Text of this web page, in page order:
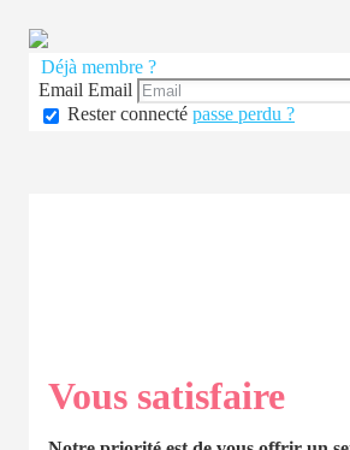
Déjà membre ?
Email Email
Rester connecté passe perdu ?
Vous satisfaire